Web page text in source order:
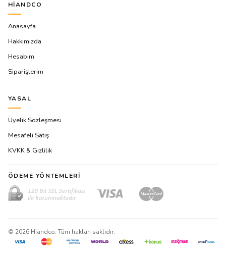
HIANDCO
Anasayfa
Hakkımızda
Hesabım
Siparişlerim
YASAL
Üyelik Sözleşmesi
Mesafeli Satış
KVKK & Gizlilik
ÖDEME YÖNTEMLERI
© 2026 Hiandco. Tüm hakları saklıdır.